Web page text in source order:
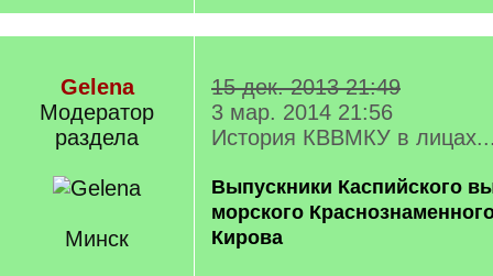
Gelena
Модератор
раздела
Минск
15 дек. 2013 21:49
3 мар. 2014 21:56
История КВВМКУ в
Выпускники Каспийского
морского
Кирова